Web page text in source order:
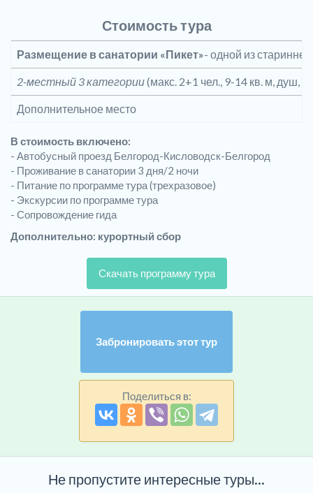
Стоимость тура
Размещение в санатории «Пикет»- одной из
2-местный 3 категории(макс. 2+1 чел., 9-14 кв. м, душ,
Дополнительное место
В стоимость включено:
- Автобусный проезд Белгород-Кисловодск-Белгород
- Проживание в санатории 3 дня/2 ночи
- Питание по программе тура (трехразовое)
- Экскурсии по программе тура
- Сопровождение гида
Дополнительно: курортный сбор
Скачать программу тура
Забронировать этот тур
Поделиться в:
Не пропустите интересные туры...